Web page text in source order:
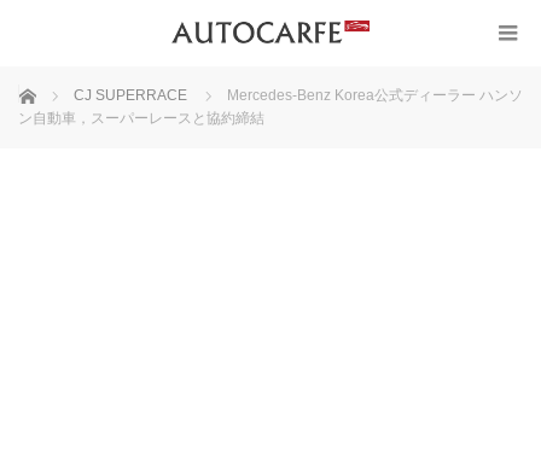
ホーム CJ SUPERRACE
Mercedes-Benz Korea公式ディーラー ハンソ
ン自動車，スーパーレースと協約締結